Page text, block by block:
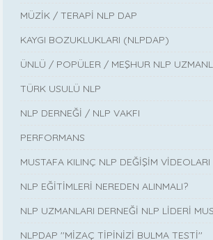
MÜZİK / TERAPİ NLP DAP
KAYGI BOZUKLUKLARI (NLPDAP)
ÜNLÜ / POPÜLER / MEŞHUR NLP
TÜRK USULÜ NLP
NLP DERNEĞİ / NLP VAKFI
PERFORMANS
MUSTAFA KILINÇ NLP DEĞİŞİM VİDEOLARI
NLP EĞİTİMLERİ NEREDEN ALINMALI?
NLP UZMANLARI DERNEĞİ NLP LİDERİ
NLPDAP ''MİZAÇ TİPİNİZİ BULMA TESTİ''